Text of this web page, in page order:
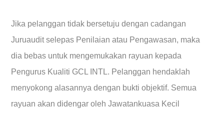
Jika pelanggan tidak bersetuju dengan cadangan
Juruaudit selepas Penilaian atau Pengawasan, maka
dia bebas untuk mengemukakan rayuan kepada
Pengurus Kualiti GCL INTL. Pelanggan hendaklah
menyokong alasannya dengan bukti objektif. Semua
rayuan akan didengar oleh Jawatankuasa Kecil